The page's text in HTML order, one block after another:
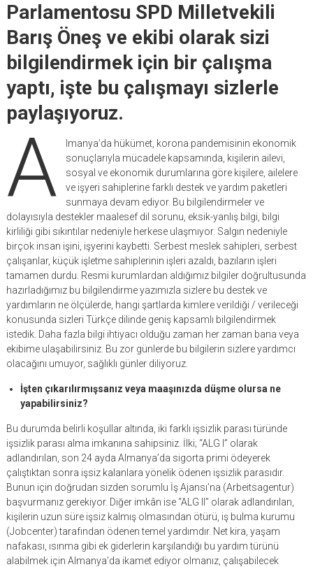
Parlamentosu SPD Milletvekili
Barış Öneş ve ekibi olarak sizi
bilgilendirmek için bir çalışma
yaptı, işte bu çalışmayı sizlerle
paylaşıyoruz.
A
lmanya’da hükümet, korona pandemisinin ekonomik
sonuçlarıyla mücadele kapsamında, kişilerin ailevi,
sosyal ve ekonomik durumlarına göre kişilere, ailelere
ve işyeri sahiplerine farklı destek ve yardım paketleri
sunmaya devam ediyor. Bu bilgilendirmeler ve
dolayısıyla destekler maalesef dil sorunu, eksik-yanlış bilgi, bilgi
kirliliği gibi sıkıntılar nedeniyle herkese ulaşmıyor. Salgın nedeniyle
birçok insan işini, işyerini kaybetti. Serbest meslek sahipleri, serbest
çalışanlar, küçük işletme sahiplerinin işleri azaldı, bazıların işleri
tamamen durdu. Resmi kurumlardan aldığımız bilgiler doğrultusunda
hazırladığımız bu bilgilendirme yazımızla sizlere bu destek ve
yardımların ne ölçülerde, hangi şartlarda kimlere verildiği / verileceği
konusunda sizleri Türkçe dilinde geniş kapsamlı bilgilendirmek
istedik. Daha fazla bilgi ihtiyacı olduğu zaman her zaman bana veya
ekibime ulaşabilirsiniz. Bu zor günlerde bu bilgilerin sizlere yardımcı
olacağını umuyor, sağlıklı günler diliyoruz.
İşten çıkarılırmışsanız veya maaşınızda düşme olursa ne
yapabilirsiniz?
Bu durumda belirli koşullar altında, iki farklı işsizlik parası türünde
işsizlik parası alma imkanına sahipsiniz. İlki; “ALG I” olarak
adlandırılan, son 24 ayda Almanya’da sigorta primi ödeyerek
çalıştıktan sonra işsiz kalanlara yönelik ödenen işsizlik parasıdır.
Bunun için doğrudan sizden sorumlu İş Ajansı’na (Arbeitsagentur)
başvurmanız gerekiyor. Diğer imkân ise “ALG II” olarak adlandırılan,
kişilerin uzun süre işsiz kalmış olmasından ötürü, iş bulma kurumu
(Jobcenter) tarafından ödenen temel yardımdır. Net kira, yaşam
nafakası, ısınma gibi ek giderlerin karşılandığı bu yardım türünü
alabilmek için Almanya’da ikamet ediyor olmanız, çalışabilecek